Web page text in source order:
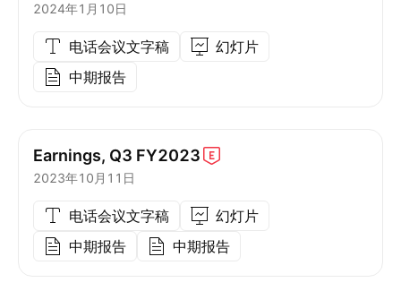
2024年1月10日
电话会议文字稿
幻灯片
中期报告
Earnings, Q3 FY2023
2023年10月11日
电话会议文字稿
幻灯片
中期报告
中期报告